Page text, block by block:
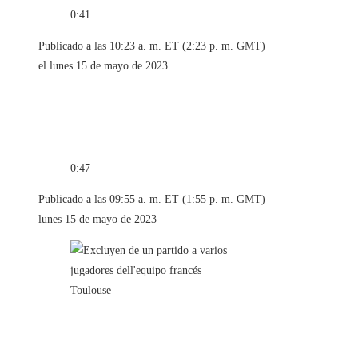
0:41
Publicado a las 10:23 a. m. ET (2:23 p. m. GMT)
el lunes 15 de mayo de 2023
0:47
Publicado a las 09:55 a. m. ET (1:55 p. m. GMT)
lunes 15 de mayo de 2023